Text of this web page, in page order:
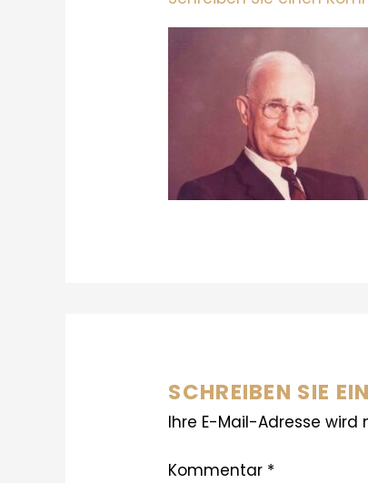
SCHREIBEN SIE
Ihre E-Mail-Adresse
Kommentar *